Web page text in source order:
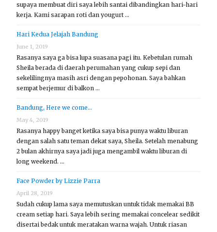
supaya membuat diri saya lebih santai dibandingkan hari-hari
kerja. Kami sarapan roti dan yougurt …
Hari Kedua Jelajah Bandung
June 1, 2019
Rasanya saya ga bisa lupa suasana pagi itu. Kebetulan rumah
Sheila berada di daerah perumahan yang cukup sepi dan
sekelilingnya masih asri dengan pepohonan. Saya bahkan
sempat berjemur di balkon …
Bandung, Here we come…
May 4, 2019
Rasanya happy banget ketika saya bisa punya waktu liburan
dengan salah satu teman dekat saya, Sheila. Setelah menabung
2 bulan akhirnya saya jadi juga mengambil waktu liburan di
long weekend. …
Face Powder by Lizzie Parra
April 28, 2019
Sudah cukup lama saya memutuskan untuk tidak memakai BB
cream setiap hari. Saya lebih sering memakai concelear sedikit
disertai bedak untuk meratakan warna wajah. Untuk riasan